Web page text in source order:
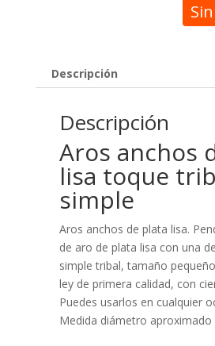
Descripción
Descripción
Aros anchos
lisa toque
simple
Aros anchos de plata lisa.
de aro de plata lisa con una
simple tribal, tamaño
ley de primera calidad, con
Puedes usarlos en cualquier
Medida diámetro aproximado